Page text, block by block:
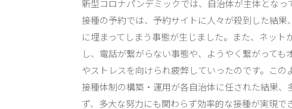
新型コロナパンデミックでは、自治体が主体とな
接種の予約では、予約サイトに人々が殺到した結
に埋まってしまう事態が生じました。また、ネッ
し、電話が繋がらない事態や、ようやく繋がって
やストレスを向けられ疲弊していったのです。こ
接種体制の構築・運用が各自治体に任された結果
ず、多大な努力にも関わらず効率的な接種が実現